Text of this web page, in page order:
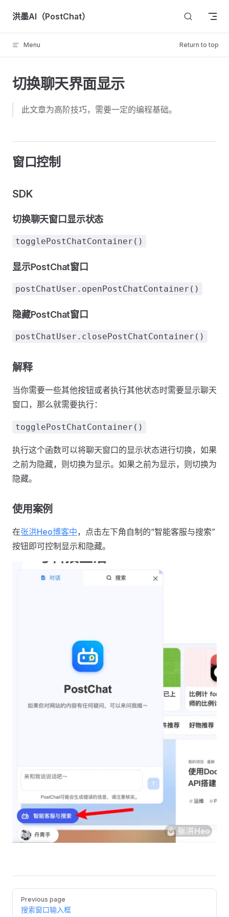
Skip to content
洪墨AI（PostChat）
Menu Return to top
切换聊天界面显示
此文章为高阶技巧，需要一定的编程基础。
窗口控制
SDK
切换聊天窗口显示状态
togglePostChatContainer()
显示PostChat窗口
postChatUser.openPostChatContainer()
隐藏PostChat窗口
postChatUser.closePostChatContainer()
解释
当你需要一些其他按钮或者执行其他状态时需要显示聊天
窗口，那么就需要执行：
togglePostChatContainer()
执行这个函数可以将聊天窗口的显示状态进行切换，如果
之前为隐藏，则切换为显示。如果之前为显示，则切换为
隐藏。
使用案例
在张洪Heo博客中，点击左下角自制的“智能客服与搜索”
按钮即可控制显示和隐藏。
Pager
Previous page
搜索窗口输入框